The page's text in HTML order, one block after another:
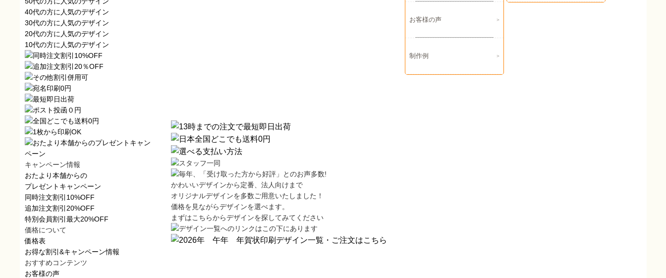
40代の方に人気のデザイン
30代の方に人気のデザイン
20代の方に人気のデザイン
10代の方に人気のデザイン
キャンペーン情報
おたより本舗からの
プレゼントキャンペーン
同時注文割引10%OFF
追加注文割引20%OFF
特別会員割引最大20%OFF
価格について
価格表
お得な割引&キャンペーン情報
おすすめコンテンツ
お客様の声
お客様の声
制作例
かわいいデザインから定番、法人向けまで
オリジナルデザインを多数ご用意いたしました！
価格を見ながらデザインを選べます。
まずはこちらからデザインを探してみてください